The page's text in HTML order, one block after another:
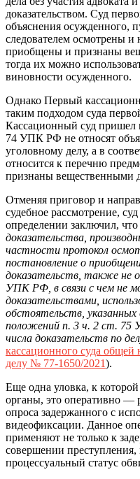
доказательством. Суд
объяснения осужденного,
следователем осмотрены и
приобщены и признаны
тогда их можно
виновности осужденного.
Однако Первый
таким подходом суда
Кассационный суд пришел
74 УПК РФ не относят
уголовному делу, а в
относится к перечню
признаны вещественными
Отменяя приговор и
судебное рассмотрение,
определении заключил, что
доказательства,
частности протокол
постановление о
доказательств, также не
УПК РФ, в связи с чем не
доказательствами,
обстоятельств,
положений п. 3 ч. 2 ст.
числа доказательств по
кассационного суда
делу № 77-1650/2021).
Еще одна уловка, к
органы, это оперативно —
опроса задержанного с
видеофиксации. Данное
применяют не только к
совершении
процессуальный статус